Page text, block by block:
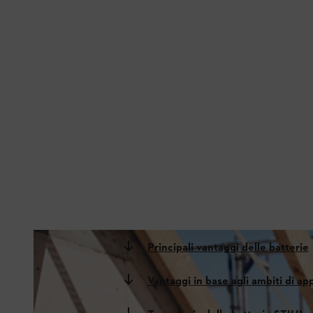
Principali vantaggi delle batterie
Vantaggi in base agli ambiti di